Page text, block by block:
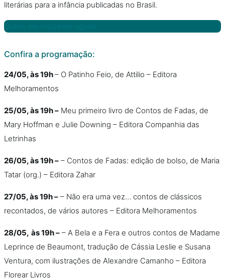
literárias para a infância publicadas no Brasil.
Quero me inscrever agora!
Confira a programação:
24/05, às 19h– O Patinho Feio, de Attilio – Editora
Melhoramentos
25/05, às 19h – Meu primeiro livro de Contos de Fadas, de
Mary Hoffman e Julie Downing – Editora Companhia das
Letrinhas
26/05, às 19h – – Contos de Fadas: edição de bolso, de Maria
Tatar (org.) – Editora Zahar
27/05, às 19h – – Não era uma vez… contos de clássicos
recontados, de vários autores – Editora Melhoramentos
28/05, às 19h – – A Bela e a Fera e outros contos de Madame
Leprince de Beaumont, tradução de Cássia Leslie e Susana
Ventura, com ilustrações de Alexandre Camanho – Editora
Florear Livros